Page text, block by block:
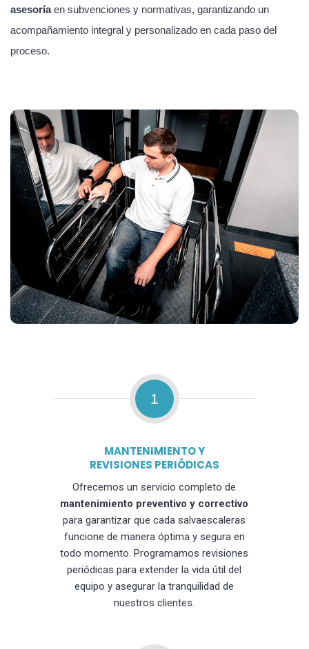
asesoríaen subvenciones y normativas, garantizando un
acompañamiento integral y personalizado en cada paso del
proceso.
1
MANTENIMIENTO Y
REVISIONES PERIÓDICAS
Ofrecemos un servicio completo de
mantenimiento preventivo y correctivo
para garantizar que cada salvaescaleras
funcione de manera óptima y segura en
todo momento. Programamos revisiones
periódicas para extender la vida útil del
equipo y asegurar la tranquilidad de
nuestros clientes.